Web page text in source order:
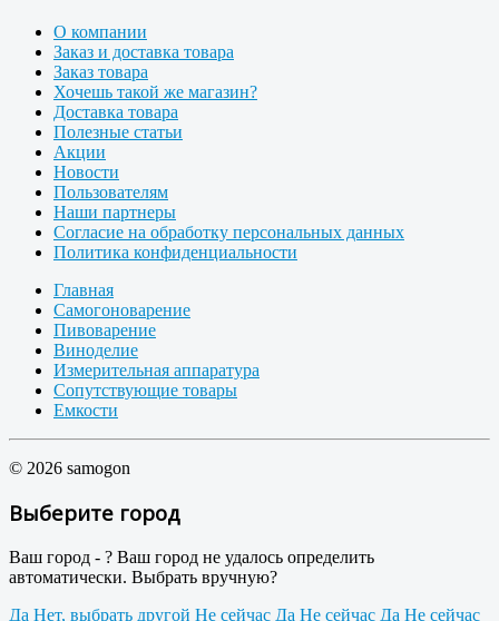
О компании
Заказ и доставка товара
Заказ товара
Хочешь такой же магазин?
Доставка товара
Полезные статьи
Акции
Новости
Пользователям
Наши партнеры
Согласие на обработку персональных данных
Политика конфиденциальности
Главная
Самогоноварение
Пивоварение
Виноделие
Измерительная аппаратура
Сопутствующие товары
Емкости
© 2026 samogon
Выберите город
Ваш город - ? Ваш город не удалось определить
автоматически. Выбрать вручную?
Да Нет, выбрать другой Не сейчас Да Не сейчас Да Не сейчас